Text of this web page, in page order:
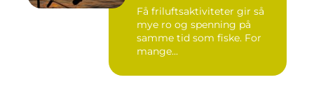
Få friluftsaktiviteter gir så
mye ro og spenning på
samme tid som fiske. For
mange...